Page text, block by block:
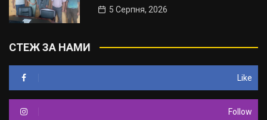
5 Серпня, 2026
СТЕЖ ЗА НАМИ
Like
Follow